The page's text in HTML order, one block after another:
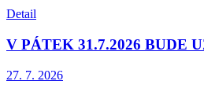
Detail
V PÁTEK 31.7.2026 BUDE
27. 7. 2026